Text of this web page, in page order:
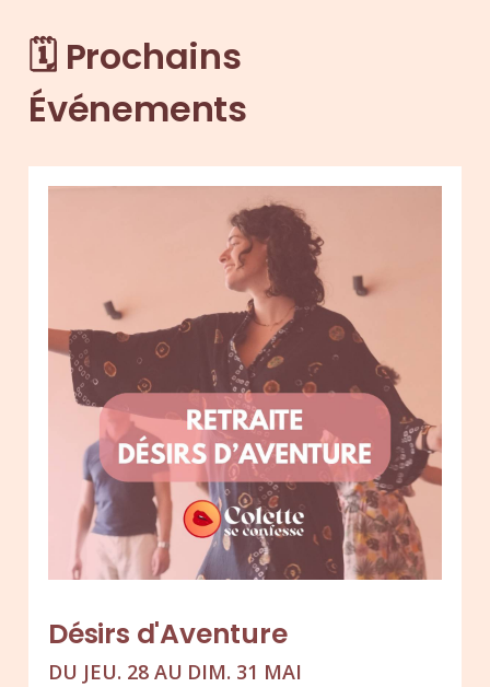
🗓️ Prochains
Événements
Désirs d'Aventure
DU JEU. 28 AU DIM. 31 MAI